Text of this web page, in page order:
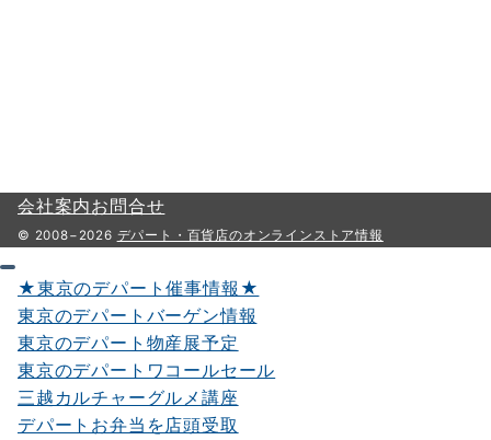
会社案内お問合せ
© 2008−2026 デパート・百貨店のオンラインストア情報
★東京のデパート催事情報★
東京のデパートバーゲン情報
東京のデパート物産展予定
東京のデパートワコールセール
三越カルチャーグルメ講座
デパートお弁当を店頭受取